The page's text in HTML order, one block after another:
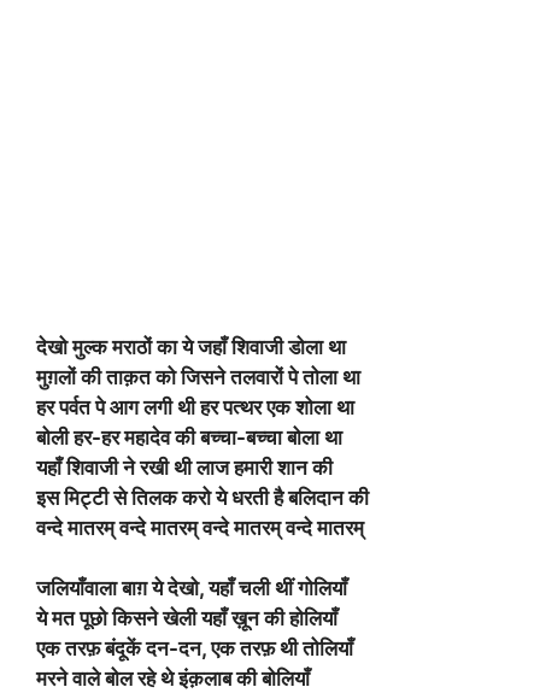
देखो मुल्क मराठों का ये जहाँ शिवाजी डोला था
मुग़लों की ताक़त को जिसने तलवारों पे तोला था
हर पर्वत पे आग लगी थी हर पत्थर एक शोला था
बोली हर-हर महादेव की बच्चा-बच्चा बोला था
यहाँ शिवाजी ने रखी थी लाज हमारी शान की
इस मिट्टी से तिलक करो ये धरती है बलिदान की
वन्दे मातरम् वन्दे मातरम् वन्दे मातरम् वन्दे मातरम्
जलियाँवाला बाग़ ये देखो, यहाँ चली थीं गोलियाँ
ये मत पूछो किसने खेली यहाँ ख़ून की होलियाँ
एक तरफ़ बंदूकें दन-दन, एक तरफ़ थी तोलियाँ
मरने वाले बोल रहे थे इंक़लाब की बोलियाँ